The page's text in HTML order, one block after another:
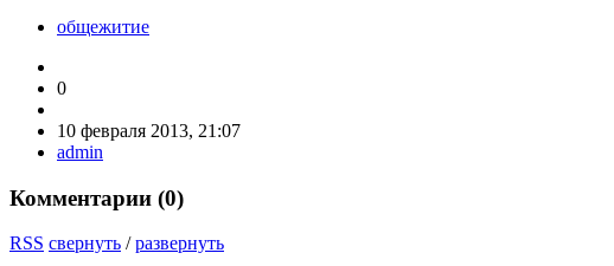
общежитие
0
10 февраля 2013, 21:07
admin
Комментарии (0)
RSS свернуть /развернуть